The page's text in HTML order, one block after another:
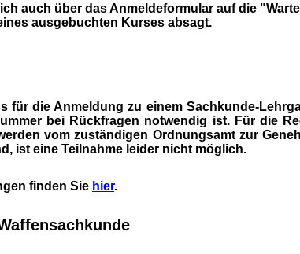
auch über das Anmeldeformular auf die
ausgebuchten Kurses absagt.
für die Anmeldung zu einem Sachkunde-
bei Rückfragen notwendig ist. Für die
vom zuständigen Ordnungsamt zur
ist eine Teilnahme leider nicht möglich.
finden Sie hier.